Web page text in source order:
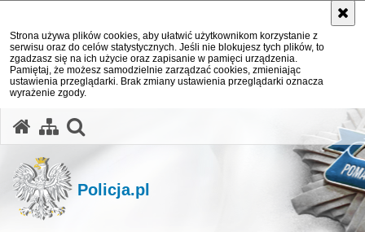
Strona używa plików cookies, aby ułatwić użytkownikom korzystanie z
serwisu oraz do celów statystycznych. Jeśli nie blokujesz tych plików, to
zgadzasz się na ich użycie oraz zapisanie w pamięci urządzenia.
Pamiętaj, że możesz samodzielnie zarządzać cookies, zmieniając
ustawienia przeglądarki. Brak zmiany ustawienia przeglądarki oznacza
wyrażenie zgody.
Policja.pl